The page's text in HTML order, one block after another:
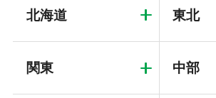
北海道 東北
関東 中部